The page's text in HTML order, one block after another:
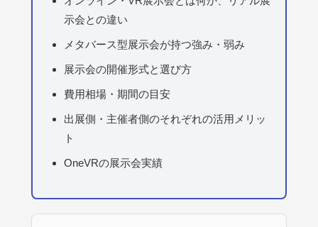
示会との違い
メタバース型展示会が持つ強み・弱み
展示会の開催形式と選び方
費用相場・期間の目安
出展側・主催者側のそれぞれの活用メリッ
ト
OneVRの展示会実績